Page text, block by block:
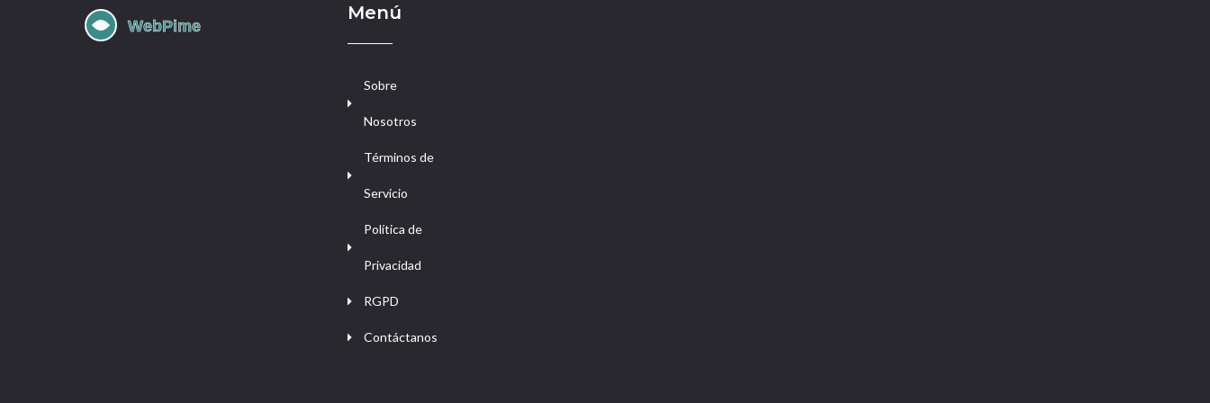
Menú
Sobre
Nosotros
Términos de
Servicio
Política de
Privacidad
RGPD
Contáctanos